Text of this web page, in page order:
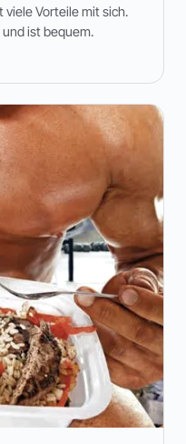
Vorteile mit sich.
ist bequem.